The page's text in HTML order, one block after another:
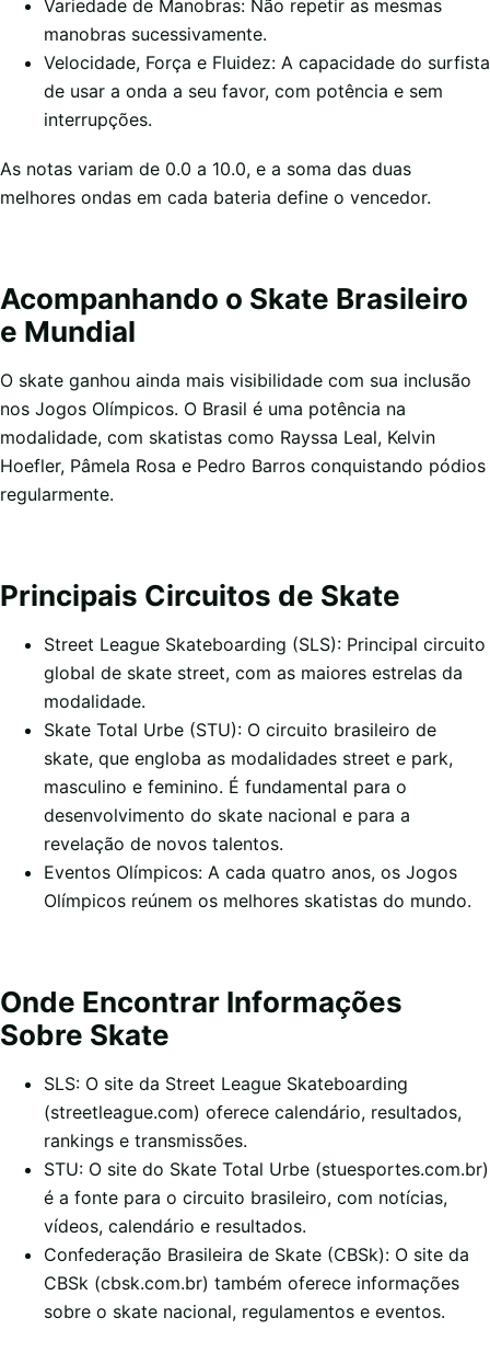
Variedade de Manobras: Não repetir as mesmas
manobras sucessivamente.
Velocidade, Força e Fluidez: A capacidade do surfista
de usar a onda a seu favor, com potência e sem
interrupções.
As notas variam de 0.0 a 10.0, e a soma das duas
melhores ondas em cada bateria define o vencedor.
Acompanhando o Skate Brasileiro
e Mundial
O skate ganhou ainda mais visibilidade com sua inclusão
nos Jogos Olímpicos. O Brasil é uma potência na
modalidade, com skatistas como Rayssa Leal, Kelvin
Hoefler, Pâmela Rosa e Pedro Barros conquistando pódios
regularmente.
Principais Circuitos de Skate
Street League Skateboarding (SLS): Principal circuito
global de skate street, com as maiores estrelas da
modalidade.
Skate Total Urbe (STU): O circuito brasileiro de
skate, que engloba as modalidades street e park,
masculino e feminino. É fundamental para o
desenvolvimento do skate nacional e para a
revelação de novos talentos.
Eventos Olímpicos: A cada quatro anos, os Jogos
Olímpicos reúnem os melhores skatistas do mundo.
Onde Encontrar Informações
Sobre Skate
SLS: O site da Street League Skateboarding
(streetleague.com) oferece calendário, resultados,
rankings e transmissões.
STU: O site do Skate Total Urbe (stuesportes.com.br)
é a fonte para o circuito brasileiro, com notícias,
vídeos, calendário e resultados.
Confederação Brasileira de Skate (CBSk): O site da
CBSk (cbsk.com.br) também oferece informações
sobre o skate nacional, regulamentos e eventos.